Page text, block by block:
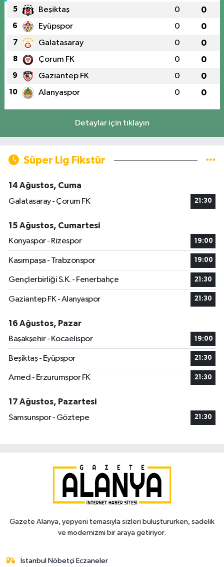
5 Beşiktaş 0 0
6 Eyüpspor 0 0
7 Galatasaray 0 0
8 Çorum FK 0 0
9 Gaziantep FK 0 0
10 Alanyaspor 0 0
Detaylar için tıklayın
Süper Lig Fikstür
14 Ağustos, Cuma
Galatasaray - Çorum FK
21:30
15 Ağustos, Cumartesi
Konyaspor - Rizespor
19:00
Kasımpaşa - Trabzonspor 19:00
Gençlerbirliği S.K. - Fenerbahçe 21:30
Gaziantep FK - Alanyaspor 21:30
16 Ağustos, Pazar
Başakşehir - Kocaelispor
19:00
Beşiktaş - Eyüpspor 21:30
Amed - Erzurumspor FK 21:30
17 Ağustos, Pazartesi
Samsunspor - Göztepe
21:30
Gazete Alanya, yepyeni temasıyla sizleri buluştururken, sadelik
ve modernizmi bir araya getiriyor.
İstanbul Nöbetçi Eczaneler